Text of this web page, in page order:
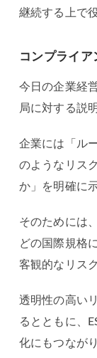
継続する上で
コンプライ
今日の企業経
局に対する説
企業には「ル
のようなリス
か」を明確に
そのためには
どの国際規格
客観的なリス
透明性の高い
るとともに、
化にもつなが